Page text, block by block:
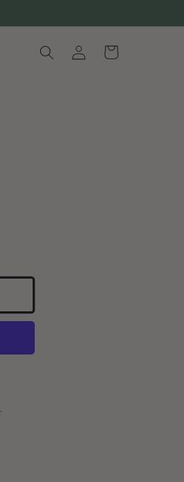
EinloggenWarenkorb